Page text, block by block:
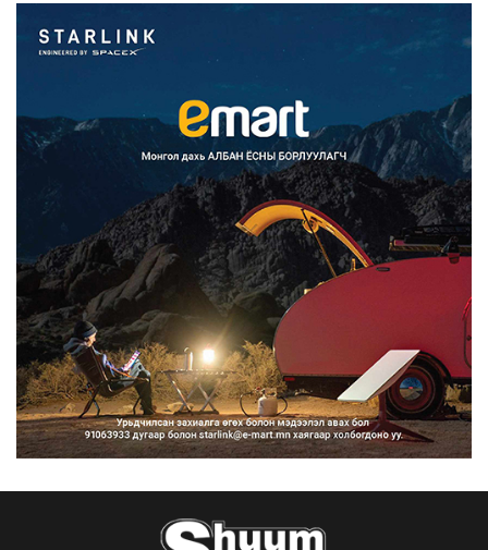
Францад иргэд рүү зөвшөөрөлгүй
сурталчилгааны дууд...
2026/08/07
Нийтийн тээврийн Ч:19А чиглэлийн
замналд түр хугац...
2026/08/07